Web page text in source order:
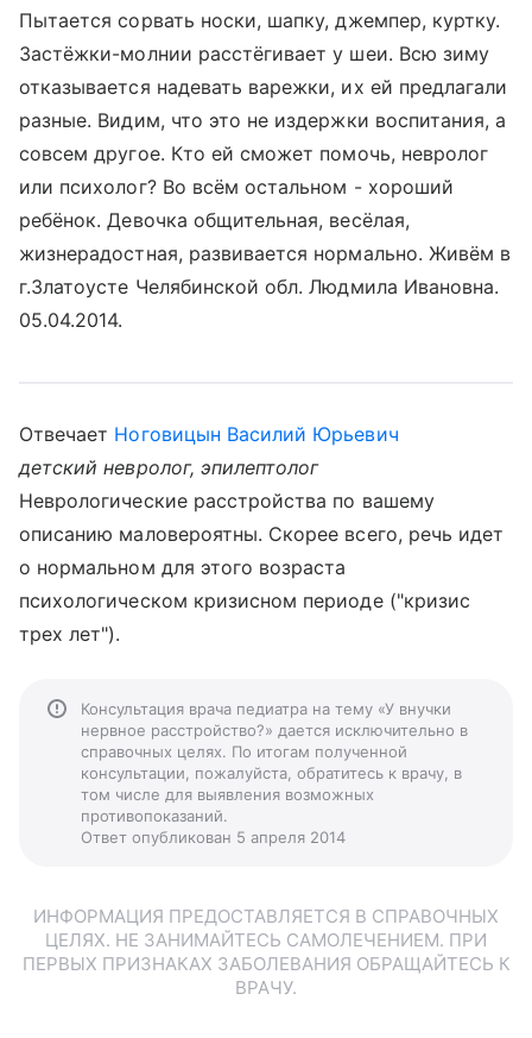
Пытается сорвать носки, шапку, джемпер, куртку.
Застёжки-молнии расстёгивает у шеи. Всю зиму
отказывается надевать варежки, их ей предлагали
разные. Видим, что это не издержки воспитания, а
совсем другое. Кто ей сможет помочь, невролог
или психолог? Во всём остальном - хороший
ребёнок. Девочка общительная, весёлая,
жизнерадостная, развивается нормально. Живём в
г.Златоусте Челябинской обл. Людмила Ивановна.
05.04.2014.
Отвечает Ноговицын Василий Юрьевич
детский невролог, эпилептолог
Неврологические расстройства по вашему
описанию маловероятны. Скорее всего, речь идет
о нормальном для этого возраста
психологическом кризисном периоде ("кризис
трех лет").
Консультация врача педиатра на тему «У внучки
нервное расстройство?» дается исключительно в
справочных целях. По итогам полученной
консультации, пожалуйста, обратитесь к врачу, в
том числе для выявления возможных
противопоказаний.
Ответ опубликован 5 апреля 2014
ИНФОРМАЦИЯ ПРЕДОСТАВЛЯЕТСЯ В СПРАВОЧНЫХ
ЦЕЛЯХ. НЕ ЗАНИМАЙТЕСЬ САМОЛЕЧЕНИЕМ. ПРИ
ПЕРВЫХ ПРИЗНАКАХ ЗАБОЛЕВАНИЯ ОБРАЩАЙТЕСЬ К
ВРАЧУ.